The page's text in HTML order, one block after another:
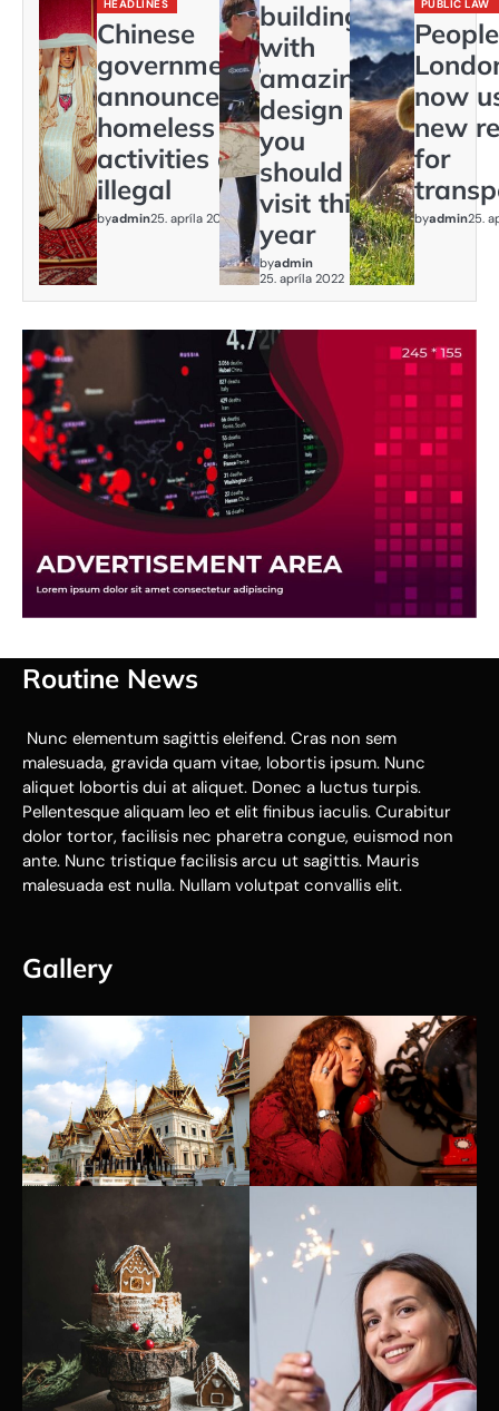
HEADLINES
Chinese
governments
announces:
homeless
activities are
illegal
byadmin25. apríla 2022
buildings
with
amazing
design
you
should
visit this
year
byadmin
25. apríla 2022
PUBLIC LAW
now
new
for
byadmin25.
Routine News
Nunc elementum sagittis eleifend. Cras non sem
malesuada, gravida quam vitae, lobortis ipsum. Nunc
aliquet lobortis dui at aliquet. Donec a luctus turpis.
Pellentesque aliquam leo et elit finibus iaculis. Curabitur
dolor tortor, facilisis nec pharetra congue, euismod non
ante. Nunc tristique facilisis arcu ut sagittis. Mauris
malesuada est nulla. Nullam volutpat convallis elit.
Gallery